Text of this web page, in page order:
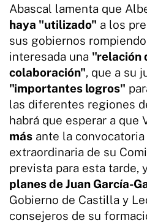
Abascal lamenta que
haya "utilizado" a los
sus gobiernos
interesada una "relación
colaboración", que a su
"importantes logros"
las diferentes regiones
habrá que esperar a que
más ante la
extraordinaria de su
prevista para esta tarde,
planes de Juan García-
Gobierno de Castilla y
consejeros de su